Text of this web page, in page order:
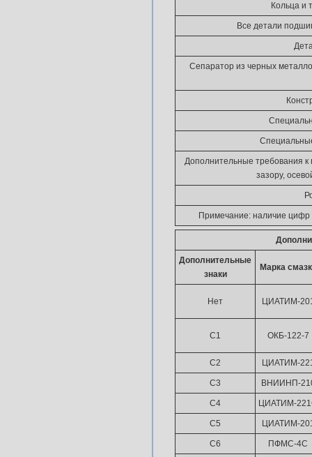
Кольца и
Все детали
Сепаратор из черных
Дополнительные требования
зазору,
Примечание: наличие цифр
Дополнительные
знаки
Марка
Нет ЦИАТИМ-
С1 ОКБ-122-7
С2 ЦИАТИМ-
С3 ВНИИНП-
С4 ЦИАТИМ-
С5 ЦИАТИМ-
С6 ПФМС-4С